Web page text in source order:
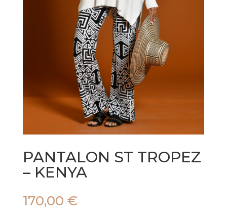
PANTALON ST TROPEZ
– KENYA
170,00 €